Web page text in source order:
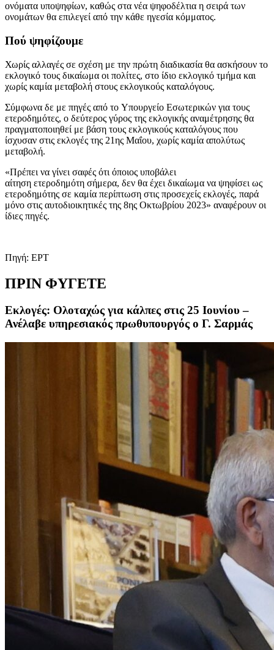
ονόματα υποψηφίων, καθώς στα νέα ψηφοδέλτια η σειρά των
ονομάτων θα επιλεγεί από την κάθε ηγεσία κόμματος.
Πού ψηφίζουμε
Χωρίς αλλαγές σε σχέση με την πρώτη διαδικασία θα ασκήσουν το
εκλογικό τους δικαίωμα οι πολίτες, στο ίδιο εκλογικό τμήμα και
χωρίς καμία μεταβολή στους εκλογικούς καταλόγους.
Σύμφωνα δε με πηγές από το Υπουργείο Εσωτερικών για τους
ετεροδημότες, ο δεύτερος γύρος της εκλογικής αναμέτρησης θα
πραγματοποιηθεί με βάση τους εκλογικούς καταλόγους που
ίσχυσαν στις εκλογές της 21ης Μαΐου, χωρίς καμία απολύτως
μεταβολή.
«Πρέπει να γίνει σαφές ότι όποιος υποβάλει
αίτηση ετεροδημότη σήμερα, δεν θα έχει δικαίωμα να ψηφίσει ως
ετεροδημότης σε καμία περίπτωση στις προσεχείς εκλογές, παρά
μόνο στις αυτοδιοικητικές της 8ης Οκτωβρίου 2023» αναφέρουν οι
ίδιες πηγές.
Πηγή: ΕΡΤ
ΠΡΙΝ ΦΥΓΕΤΕ
Εκλογές: Ολοταχώς για κάλπες στις 25 Ιουνίου –
Ανέλαβε υπηρεσιακός πρωθυπουργός ο Γ. Σαρμάς